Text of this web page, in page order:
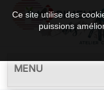
MENU
Ce site utilise des
puissions